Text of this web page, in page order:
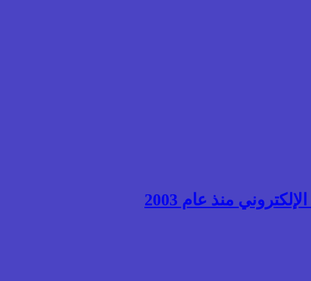
منذ عام 2003